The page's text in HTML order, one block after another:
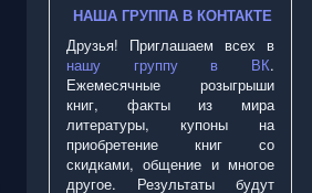
НАША ГРУППА В КОНТАКТЕ
Друзья! Приглашаем всех в
нашу группу в ВК.
Ежемесячные розыгрыши
книг, факты из мира
литературы, купоны на
приобретение книг со
скидками, общение и многое
другое. Результаты будут